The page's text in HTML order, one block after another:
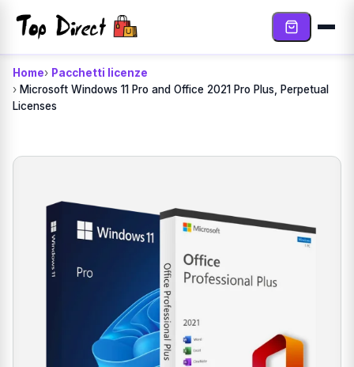
Home
Pacchetti licenze
Microsoft Windows 11 Pro and Office 2021 Pro Plus, Perpetual
Licenses